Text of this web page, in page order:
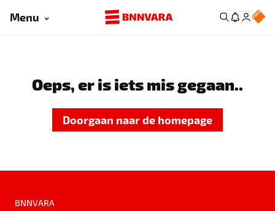
Menu
Oeps, er is iets mis gegaan..
Doorgaan naar de homepage
BNNVARA